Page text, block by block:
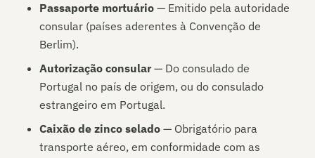
Passaporte mortuário — Emitido pela autoridade
consular (países aderentes à Convenção de
Berlim).
Autorização consular — Do consulado de
Portugal no país de origem, ou do consulado
estrangeiro em Portugal.
Caixão de zinco selado — Obrigatório para
transporte aéreo, em conformidade com as